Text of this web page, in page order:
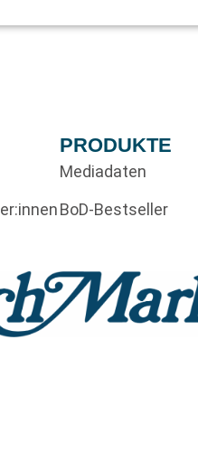
PRODUKTE
Mediadaten
BoD-Bestseller